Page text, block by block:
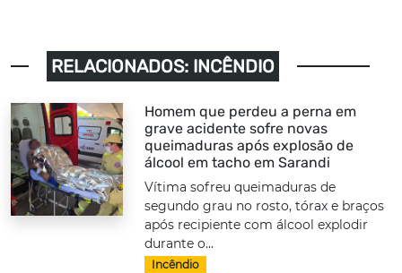
RELACIONADOS: INCÊNDIO
Homem que perdeu a perna em
grave acidente sofre novas
queimaduras após explosão de
álcool em tacho em Sarandi
Vítima sofreu queimaduras de
segundo grau no rosto, tórax e braços
após recipiente com álcool explodir
durante o...
Incêndio